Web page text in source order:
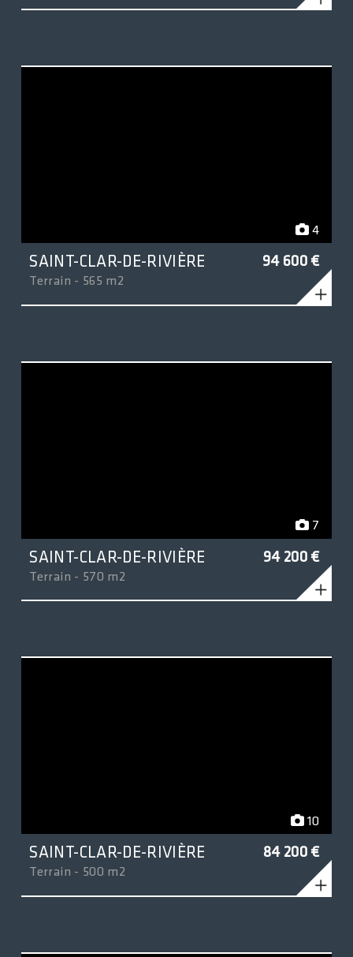
SAINT-CLAR-DE-RIVIÈRE 94 600 €
Terrain - 565 m2
4
SAINT-CLAR-DE-RIVIÈRE 94 200 €
Terrain - 570 m2
7
SAINT-CLAR-DE-RIVIÈRE 84 200 €
Terrain - 500 m2
10